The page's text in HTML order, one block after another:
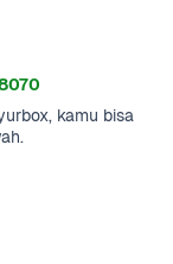
kamu bisa